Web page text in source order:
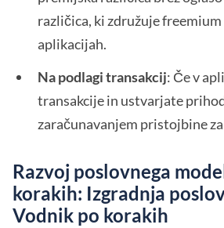
različica, ki združuje freemium
aplikacijah.
Na podlagi transakcij: Če v
transakcije in ustvarjate
zaračunavanjem pristojbine
Razvoj poslovnega
korakih: Izgradnja
Vodnik po korakih